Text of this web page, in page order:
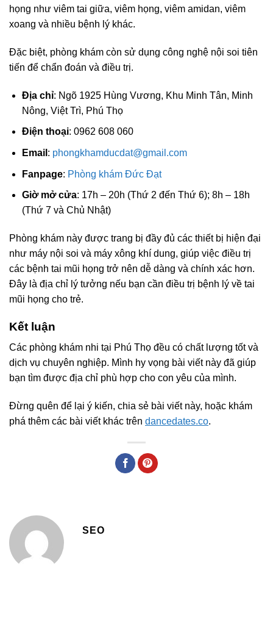
họng như viêm tai giữa, viêm họng, viêm amidan, viêm
xoang và nhiều bệnh lý khác.
Đặc biệt, phòng khám còn sử dụng công nghệ nội soi tiên
tiến để chẩn đoán và điều trị.
Địa chỉ: Ngõ 1925 Hùng Vương, Khu Minh Tân, Minh
Nông, Việt Trì, Phú Thọ
Điện thoại: 0962 608 060
Email : phongkhamducdat@gmail.com
Fanpage: Phòng khám Đức Đạt
Giờ mở cửa: 17h – 20h (Thứ 2 đến Thứ 6); 8h – 18h
(Thứ 7 và Chủ Nhật)
Phòng khám này được trang bị đầy đủ các thiết bị hiện đại
như máy nội soi và máy xông khí dung, giúp việc điều trị
các bệnh tai mũi họng trở nên dễ dàng và chính xác hơn.
Đây là địa chỉ lý tưởng nếu bạn cần điều trị bệnh lý về tai
mũi họng cho trẻ.
Kết luận
Các phòng khám nhi tại Phú Thọ đều có chất lượng tốt và
dịch vụ chuyên nghiệp. Mình hy vọng bài viết này đã giúp
bạn tìm được địa chỉ phù hợp cho con yêu của mình.
Đừng quên để lại ý kiến, chia sẻ bài viết này, hoặc khám
phá thêm các bài viết khác trên dancedates.co.
SEO